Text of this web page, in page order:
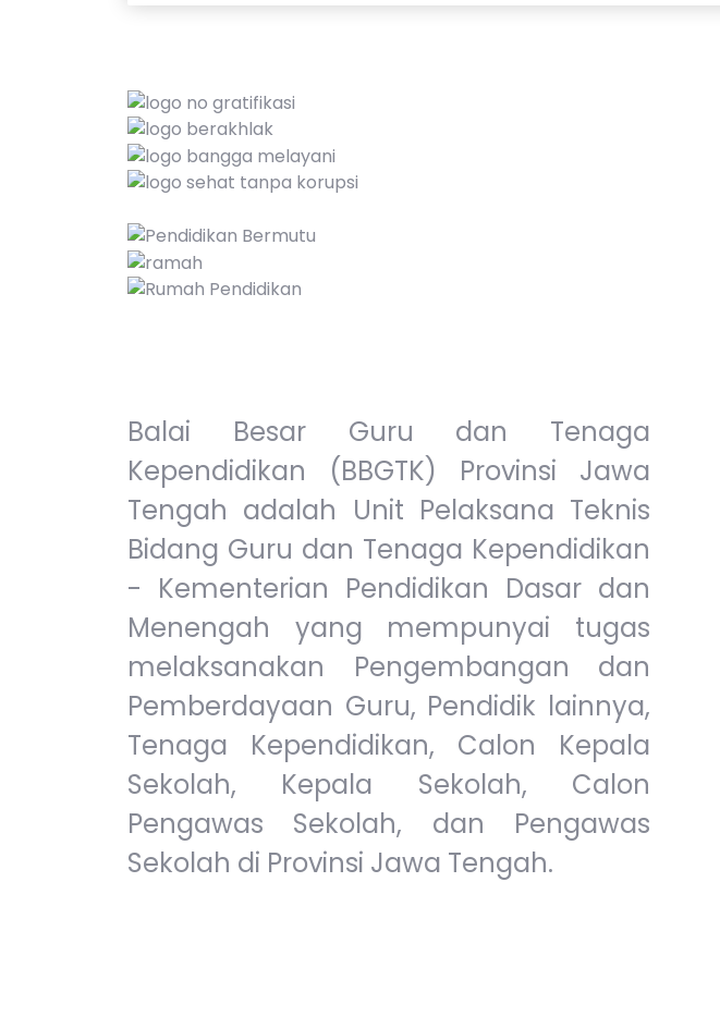
Balai Besar Guru dan Tenaga
Kependidikan (BBGTK) Provinsi Jawa
Tengah adalah Unit Pelaksana Teknis
Bidang Guru dan Tenaga Kependidikan
- Kementerian Pendidikan Dasar dan
Menengah yang mempunyai tugas
melaksanakan Pengembangan dan
Pemberdayaan Guru, Pendidik lainnya,
Tenaga Kependidikan, Calon Kepala
Sekolah, Kepala Sekolah, Calon
Pengawas Sekolah, dan Pengawas
Sekolah di Provinsi Jawa Tengah.